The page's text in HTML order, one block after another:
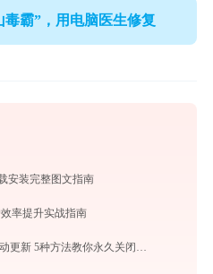
霸”，用电脑医生修复
安装完整图文指南
率提升实战指南
Win10如何彻底永久关闭自动更新 5种方法教你永久关闭win10自动更新